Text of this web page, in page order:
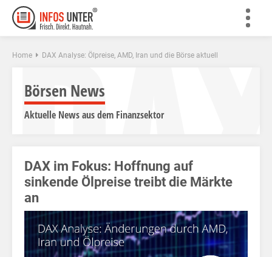
Home DAX Analyse: Ölpreise, AMD, Iran und die Börse aktuell
Börsen News
Aktuelle News aus dem Finanzsektor
DAX im Fokus: Hoffnung auf
sinkende Ölpreise treibt die Märkte
an